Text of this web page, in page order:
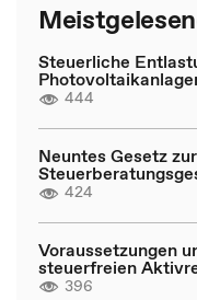
Steuerliche
444
Neuntes Gesetz
424
Voraussetzungen
steuerfreien
396